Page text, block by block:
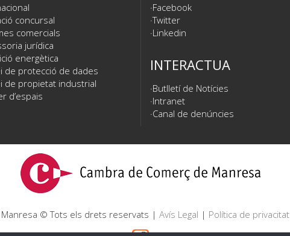
concursal
comercials
jurídica
energètica
de protecció de dades
de propietat industrial
d’espais
Facebook
Twitter
Linkedin
INTERACTUA
Butlletí de Notícies
Intranet
Canal de denúncies
Manresa © Tots els drets reservats | Avís Legal | Política de privacitat